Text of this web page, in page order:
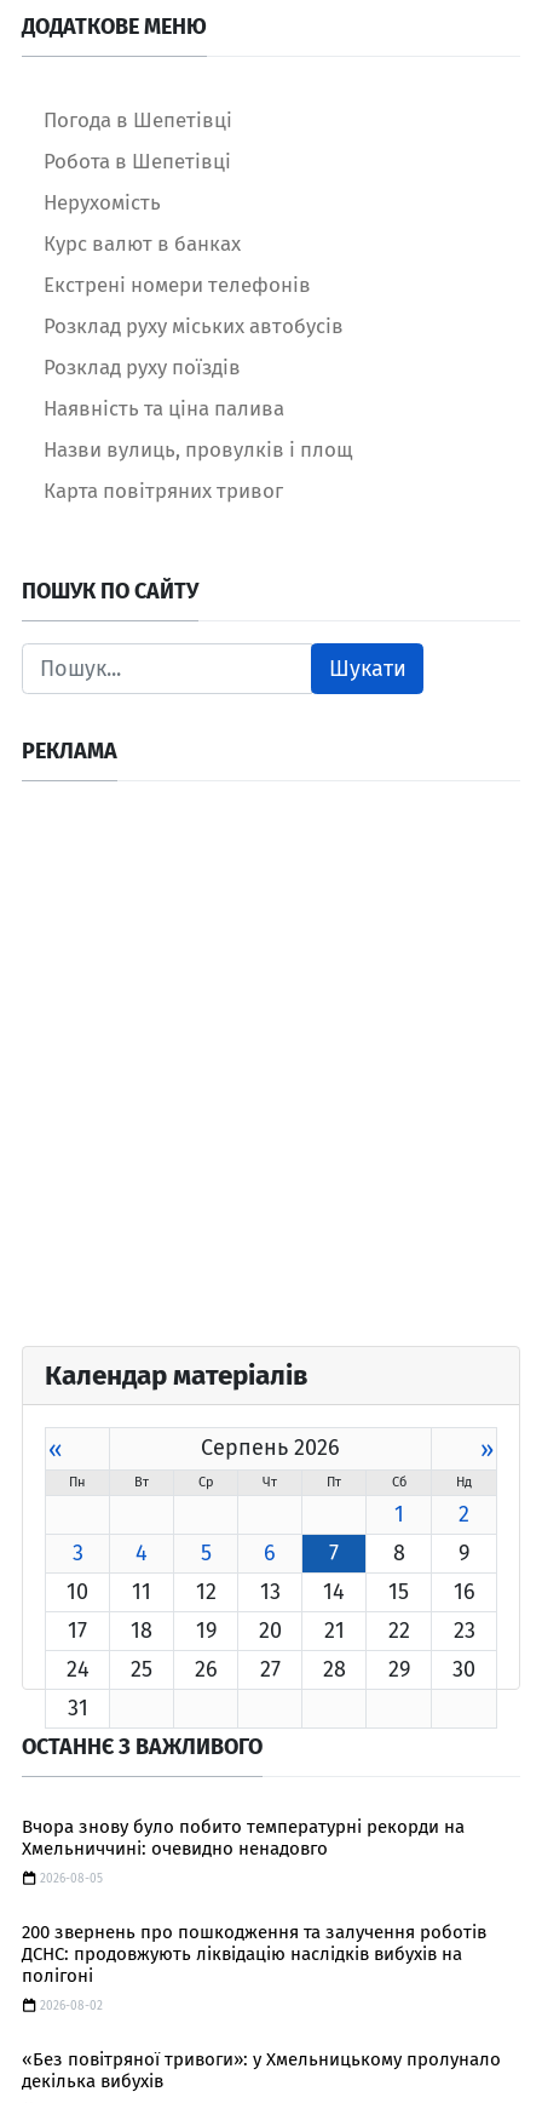
ДОДАТКОВЕ МЕНЮ
Погода в Шепетівці
Робота в Шепетівці
Нерухомість
Курс валют в банках
Екстрені номери телефонів
Розклад руху міських автобусів
Розклад руху поїздів
Наявність та ціна палива
Назви вулиць, провулків і площ
Карта повітряних тривог
ПОШУК ПО САЙТУ
Шукати
РЕКЛАМА
Календар матеріалів
« Серпень 2026 »
Пн Вт Ср Чт Пт Сб Нд
1
2
3
4 5 6 7 8
9
10
11 12 13 14 15
16
17
18 19 20 21 22
23
24
25 26 27 28 29
30
31
ОСТАННЄ З ВАЖЛИВОГО
Вчора знову було побито температурні рекорди на
Хмельниччині: очевидно ненадовго
2026-08-05
200 звернень про пошкодження та залучення роботів
ДСНС: продовжують ліквідацію наслідків вибухів на
полігоні
2026-08-02
«Без повітряної тривоги»: у Хмельницькому пролунало
декілька вибухів